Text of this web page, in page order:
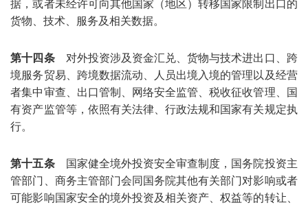
据，或者未经许可向其他国家（地区）转移国家限制出口的
货物、技术、服务及相关数据。
第十四条对外投资涉及资金汇兑、货物与技术进出口、跨
境服务贸易、跨境数据流动、人员出境入境的管理以及经营
者集中审查、出口管制、网络安全监管、税收征收管理、国
有资产监管等，依照有关法律、行政法规和国家有关规定执
行。
第十五条国家健全境外投资安全审查制度，国务院投资主
管部门、商务主管部门会同国务院其他有关部门对影响或者
可能影响国家安全的境外投资及相关资产、权益等的转让、